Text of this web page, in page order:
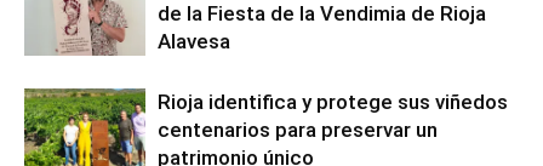
de la Fiesta de la Vendimia de Rioja
Alavesa
Rioja identifica y protege sus viñedos
centenarios para preservar un
patrimonio único